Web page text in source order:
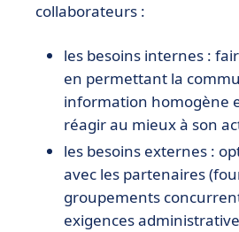
collaborateurs :
les besoins internes :
en permettant la
information homogène
réagir au mieux à son
les besoins externes :
avec les partenaires
groupements
exigences